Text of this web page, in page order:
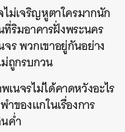
ม่เจริญหูตาใครมากนัก
ริมอาคารฝั่งพระนคร
ร พวกเขาอยู่กันอย่าง
ถูกรบกวน
นจรไม่ได้คาดหวังอะไร
ของแกในเรื่องการ
ค่ำ